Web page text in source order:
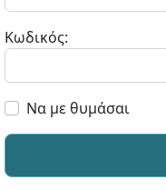
Κωδικός:
Να με θυμάσαι